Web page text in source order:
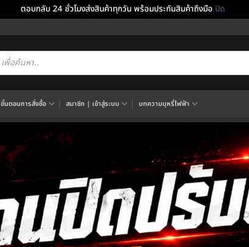
ตอบกลับ 24 ชั่วโมงส่งสินค้าทุกวัน พร้อมประกันสินค้าถึงมือ ปิด
ขั้นตอนการสั่งซื้อ สมาชิก | เข้าสู่ระบบ บทความบุหรี่ไฟฟ้า